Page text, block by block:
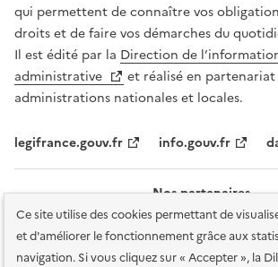
Ce site utilise des cookies permettant de
et d'améliorer le fonctionnement grâce aux
navigation. Si vous cliquez sur « Accepter », la
qui permettent de connaître vos
droits et de faire vos démarches du
Il est édité par la Direction de
administrative
et réalisé en partenariat
administrations nationales et locales.
legifrance.gouv.fr info.gouv.fr
Nos partenaires